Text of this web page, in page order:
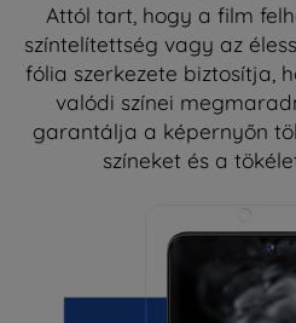
Attól tart, hogy a film
színtelítettség vagy az
fólia szerkezete biztosítja,
valódi színei
garantálja a képernyőn
színeket és a